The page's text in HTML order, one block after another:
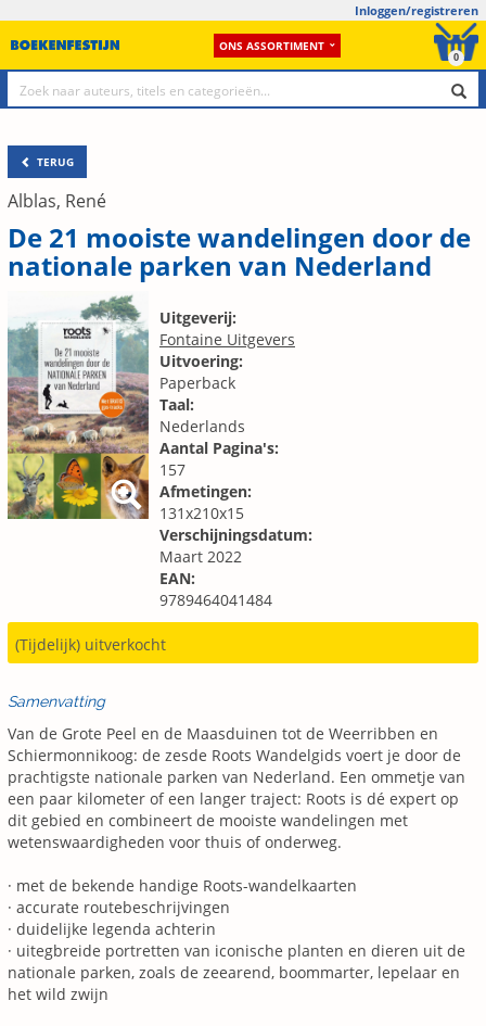
Inloggen/registreren
ONS ASSORTIMENT
0
TERUG
Alblas, René
De 21 mooiste wandelingen door de
nationale parken van Nederland
Uitgeverij:
Fontaine Uitgevers
Uitvoering:
Paperback
Taal:
Nederlands
Aantal Pagina's:
157
Afmetingen:
131x210x15
Verschijningsdatum:
Maart 2022
EAN:
9789464041484
(Tijdelijk) uitverkocht
Samenvatting
Van de Grote Peel en de Maasduinen tot de Weerribben en
Schiermonnikoog: de zesde Roots Wandelgids voert je door de
prachtigste nationale parken van Nederland. Een ommetje van
een paar kilometer of een langer traject: Roots is dé expert op
dit gebied en combineert de mooiste wandelingen met
wetenswaardigheden voor thuis of onderweg.
· met de bekende handige Roots-wandelkaarten
· accurate routebeschrijvingen
· duidelijke legenda achterin
· uitegbreide portretten van iconische planten en dieren uit de
nationale parken, zoals de zeearend, boommarter, lepelaar en
het wild zwijn